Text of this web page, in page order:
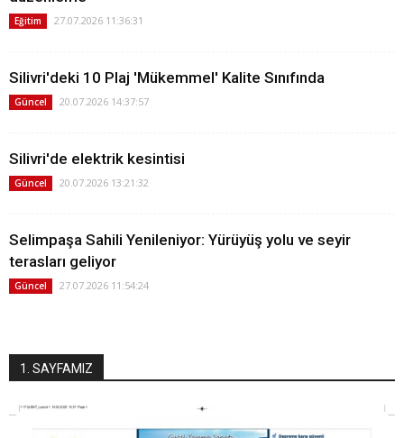
Eğitim 27.07.2026 11:36:31
Silivri'deki 10 Plaj 'Mükemmel' Kalite Sınıfında
Güncel 20.07.2026 14:37:57
Silivri'de elektrik kesintisi
Güncel 20.07.2026 13:21:32
Selimpaşa Sahili Yenileniyor: Yürüyüş yolu ve seyir
terasları geliyor
Güncel 27.07.2026 11:54:24
1. SAYFAMIZ